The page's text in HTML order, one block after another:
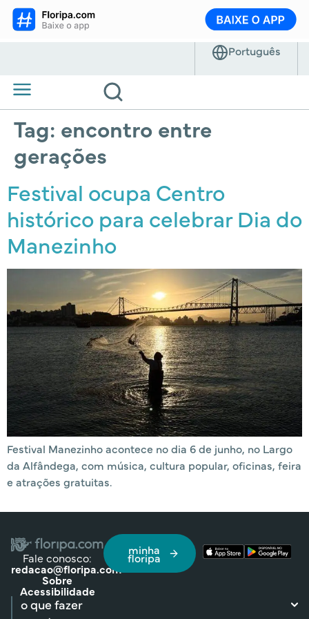
Tag: encontro entre
gerações
Festival ocupa Centro
histórico para celebrar Dia do
Manezinho
Festival Manezinho acontece no dia 6 de junho, no Largo
da Alfândega, com música, cultura popular, oficinas, feira
e atrações gratuitas.
Fale conosco:
redacao@floripa.com
Sobre
Acessibilidade
minha
floripa
o que fazer